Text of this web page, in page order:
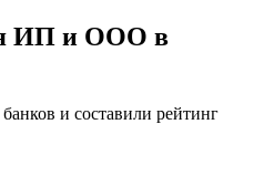
ИП и ООО в
и составили рейтинг